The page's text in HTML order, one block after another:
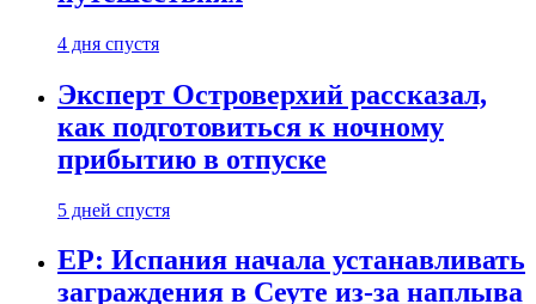
4 дня спустя
Эксперт Островерхий рассказал,
как подготовиться к ночному
прибытию в отпуске
5 дней спустя
EP: Испания начала устанавливать
заграждения в Сеуте из-за наплыва